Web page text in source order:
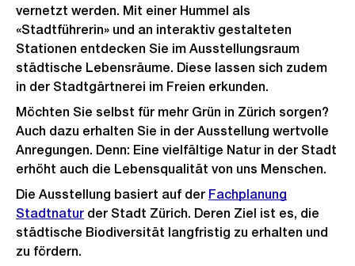
vernetzt werden. Mit einer Hummel als
«Stadtführerin» und an interaktiv gestalteten
Stationen entdecken Sie im Ausstellungsraum
städtische Lebensräume. Diese lassen sich zudem
in der Stadtgärtnerei im Freien erkunden.
Möchten Sie selbst für mehr Grün in Zürich sorgen?
Auch dazu erhalten Sie in der Ausstellung wertvolle
Anregungen. Denn: Eine vielfältige Natur in der Stadt
erhöht auch die Lebensqualität von uns Menschen.
Die Ausstellung basiert auf der Fachplanung
Stadtnatur der Stadt Zürich. Deren Ziel ist es, die
städtische Biodiversität langfristig zu erhalten und
zu fördern.